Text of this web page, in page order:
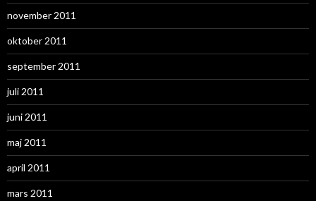
november 2011
oktober 2011
september 2011
juli 2011
juni 2011
maj 2011
april 2011
mars 2011